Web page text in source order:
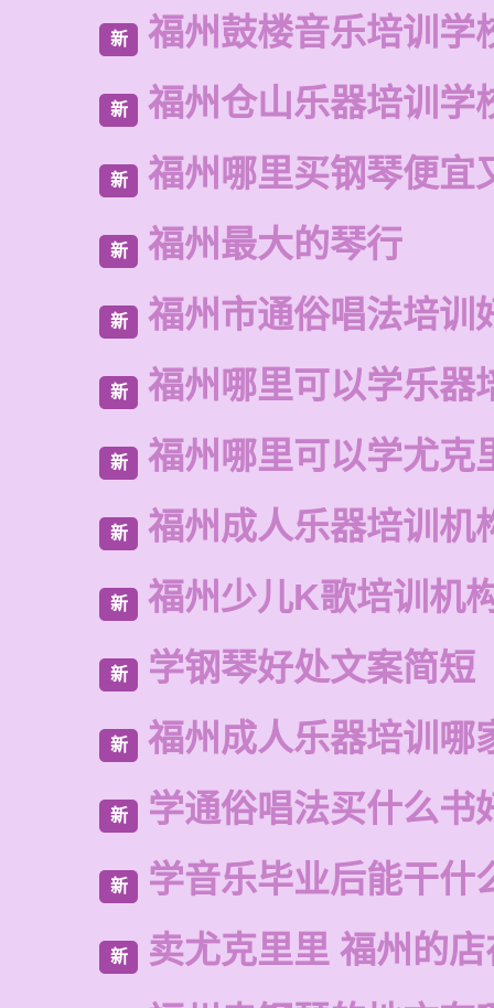
新 福州鼓楼音乐培训学
新 福州仓山乐器培训学
新 福州哪里买钢琴便宜
新 福州最大的琴行
新 福州市通俗唱法培训
新 福州哪里可以学乐器
新 福州哪里可以学尤克
新 福州成人乐器培训机
新 福州少儿K歌培训机
新 学钢琴好处文案简短
新 福州成人乐器培训哪
新 学通俗唱法买什么书
新 学音乐毕业后能干什
新
卖尤克里里 福州的